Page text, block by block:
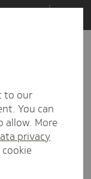
to our
You can
allow. More
privacy